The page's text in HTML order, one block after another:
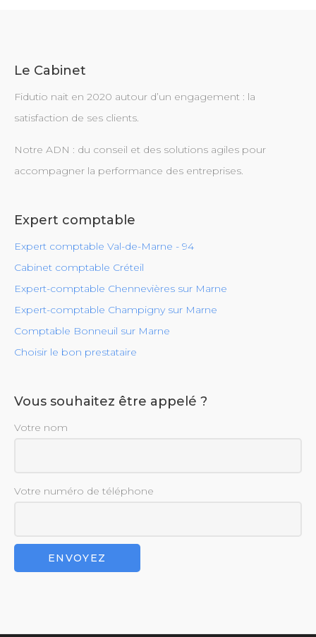
Le Cabinet
Fidutio nait en 2020 autour d’un engagement : la
satisfaction de ses clients.
Notre ADN : du conseil et des solutions agiles pour
accompagner la performance des entreprises.
Expert comptable
Expert comptable Val-de-Marne - 94
Cabinet comptable Créteil
Expert-comptable Chennevières sur Marne
Expert-comptable Champigny sur Marne
Comptable Bonneuil sur Marne
Choisir le bon prestataire
Vous souhaitez être appelé ?
Votre nom
Votre numéro de téléphone